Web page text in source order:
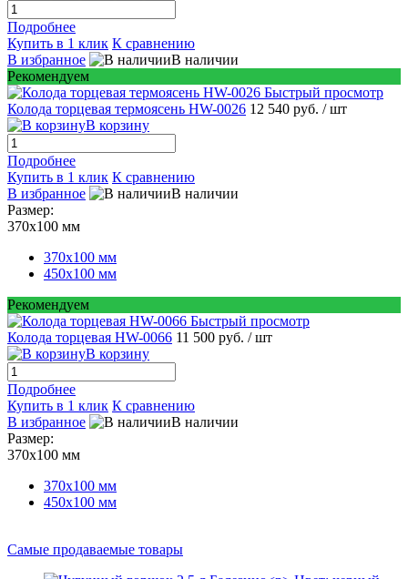
Подробнее
Купить в 1 клик К сравнению
В избранное
В наличии
Рекомендуем
Быстрый просмотр
Колода торцевая термоясень HW-0026 12 540 руб. / шт
В корзину
Подробнее
Купить в 1 клик К сравнению
В избранное
В наличии
Размер:
370х100 мм
370х100 мм
450х100 мм
Рекомендуем
Быстрый просмотр
Колода торцевая HW-0066 11 500 руб. / шт
В корзину
Подробнее
Купить в 1 клик К сравнению
В избранное
В наличии
Размер:
370х100 мм
370х100 мм
450х100 мм
Самые продаваемые товары